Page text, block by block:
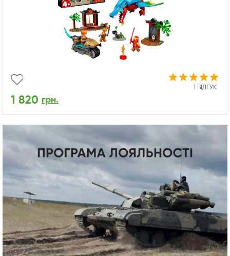
1 ВІДГУК
1 820 грн.